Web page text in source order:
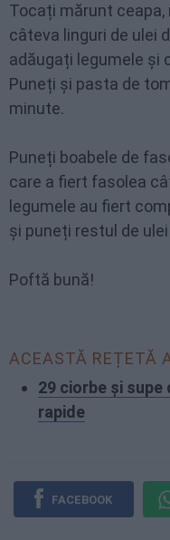
Tocați mărunt
câteva linguri de ulei
adăugați legumele și
Puneți și pasta de
minute.
Puneți boabele de
care a fiert fasolea
legumele au fiert
și puneți restul de
Poftă bună!
ACEASTĂ REȚETĂ
29 ciorbe și
rapide
FACEBOOK